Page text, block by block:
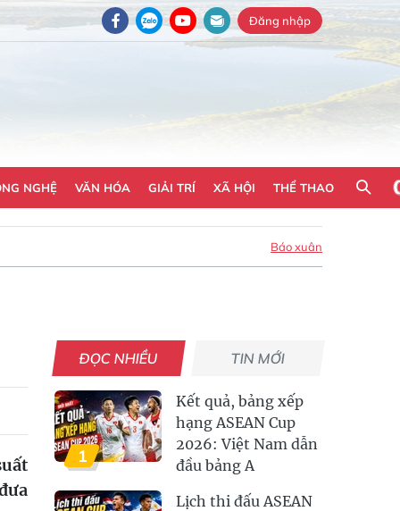
Đăng nhập
NGHỆ VĂN HÓA GIẢI TRÍ XÃ HỘI THỂ THAO
Báo xuân
ĐỌC NHIỀU TIN MỚI
1
Kết quả, bảng xếp
hạng ASEAN Cup
2026: Việt Nam dẫn
đầu bảng A
Lịch thi đấu ASEAN